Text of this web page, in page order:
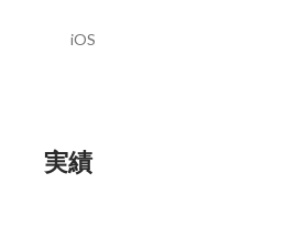
iOS
実績